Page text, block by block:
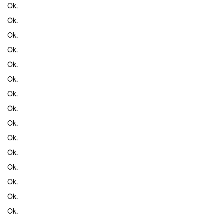
Ok.
Ok.
Ok.
Ok.
Ok.
Ok.
Ok.
Ok.
Ok.
Ok.
Ok.
Ok.
Ok.
Ok.
Ok.